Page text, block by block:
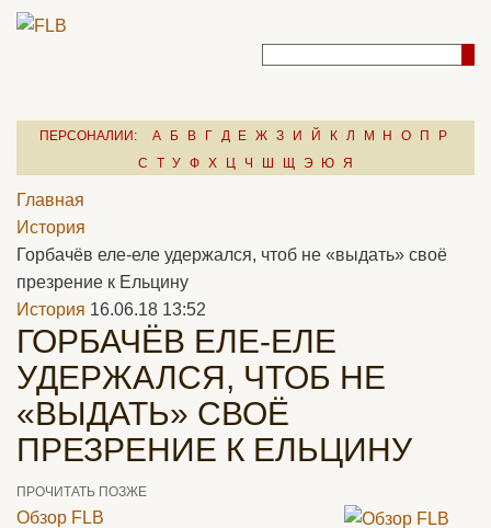
ПЕРСОНАЛИИ: А Б В Г Д Е Ж З И Й К Л М Н О П
Р
С
Т У Ф Х Ц Ч Ш Щ Э Ю Я
Главная
История
Горбачёв еле-еле удержался, чтоб не «выдать» своё
презрение к Ельцину
История 16.06.18 13:52
ГОРБАЧЁВ ЕЛЕ-ЕЛЕ
УДЕРЖАЛСЯ, ЧТОБ НЕ
«ВЫДАТЬ» СВОЁ
ПРЕЗРЕНИЕ К ЕЛЬЦИНУ
ПРОЧИТАТЬ ПОЗЖЕ
Обзор FLB